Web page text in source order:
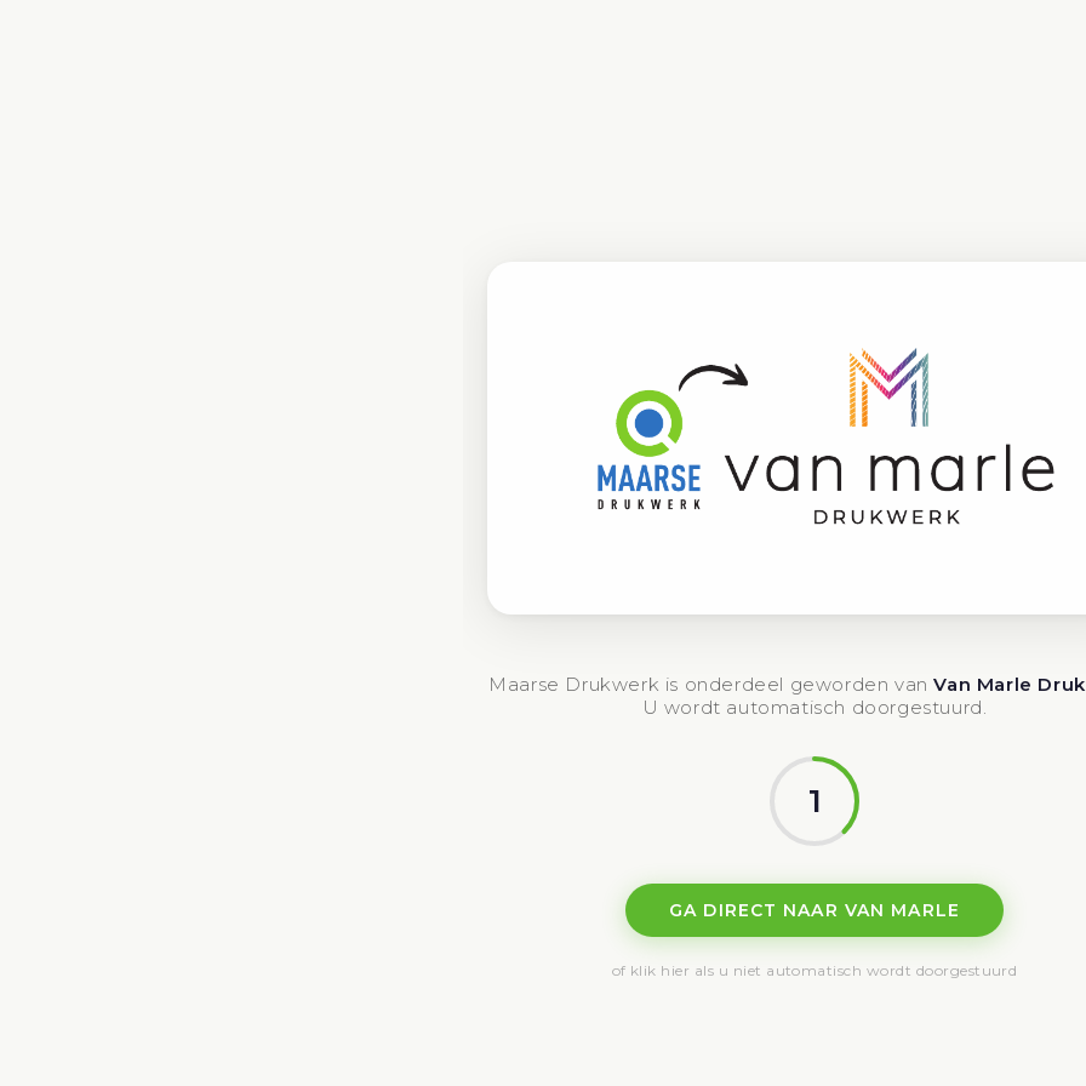
Maarse Drukwerk is onderdeel geworden vanVan Marle
U wordt automatisch doorgestuurd.
1
GA DIRECT NAAR VAN MARLE
of klik hier als u niet automatisch wordt doorgestuurd